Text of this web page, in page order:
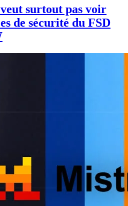
surtout pas voir
de sécurité du FSD